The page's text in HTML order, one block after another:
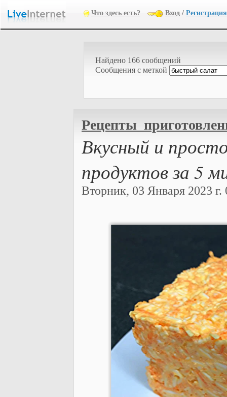
Что здесь есть? Вход / Регистрация
Найдено 166 сообщений
Cообщения с меткой
Вкусный и
продуктов за 5
Вторник, 03 Января 2023 г.